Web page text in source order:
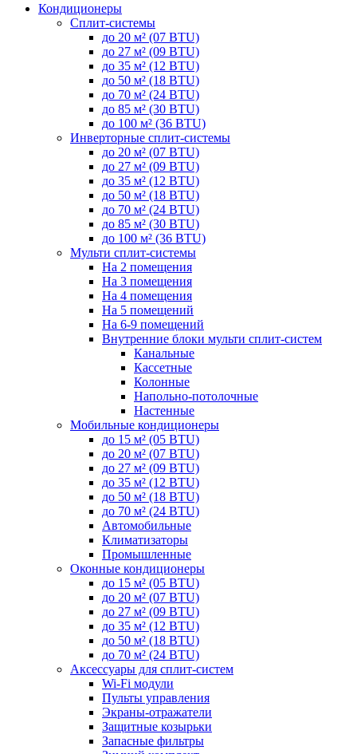
Кондиционеры
Сплит-системы
до 20 м² (07 BTU)
до 27 м² (09 BTU)
до 35 м² (12 BTU)
до 50 м² (18 BTU)
до 70 м² (24 BTU)
до 85 м² (30 BTU)
до 100 м² (36 BTU)
Инверторные сплит-системы
до 20 м² (07 BTU)
до 27 м² (09 BTU)
до 35 м² (12 BTU)
до 50 м² (18 BTU)
до 70 м² (24 BTU)
до 85 м² (30 BTU)
до 100 м² (36 BTU)
Мульти сплит-системы
На 2 помещения
На 3 помещения
На 4 помещения
На 5 помещений
На 6-9 помещений
Внутренние блоки мульти сплит-систем
Канальные
Кассетные
Колонные
Напольно-потолочные
Настенные
Мобильные кондиционеры
до 15 м² (05 BTU)
до 20 м² (07 BTU)
до 27 м² (09 BTU)
до 35 м² (12 BTU)
до 50 м² (18 BTU)
до 70 м² (24 BTU)
Автомобильные
Климатизаторы
Промышленные
Оконные кондиционеры
до 15 м² (05 BTU)
до 20 м² (07 BTU)
до 27 м² (09 BTU)
до 35 м² (12 BTU)
до 50 м² (18 BTU)
до 70 м² (24 BTU)
Аксессуары для сплит-систем
Wi-Fi модули
Пульты управления
Экраны-отражатели
Защитные козырьки
Запасные фильтры